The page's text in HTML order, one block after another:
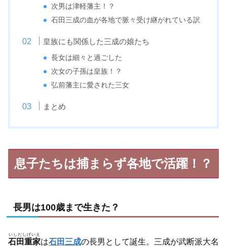
次男は津軽藩主！？
石田三成の血が各地で脈々受け継がれている訳
皇族にも関係した三成の娘たち
長女は細々と過ごした
次女の子孫は皇族！？
弘前藩主に愛された三女
まとめ
息子たちは捕まらず各地で活躍！？
長男は100歳まで生きた？
石田重家
いしだしげいえ
は石田三成の長男として誕生。三成が武断派大名